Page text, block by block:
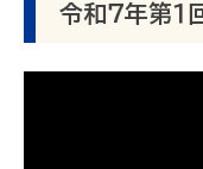
令和７年第１